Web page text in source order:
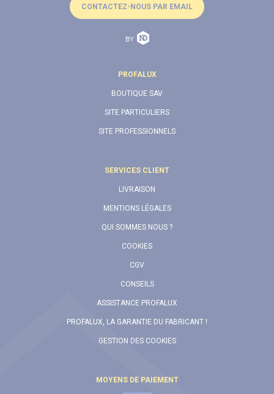
CONTACTEZ-NOUS PAR EMAIL
PROFALUX
BOUTIQUE SAV
SITE PARTICULIERS
SITE PROFESSIONNELS
SERVICES CLIENT
LIVRAISON
MENTIONS LÉGALES
QUI SOMMES NOUS ?
COOKIES
CGV
CONSEILS
ASSISTANCE PROFALUX
PROFALUX, LA GARANTIE DU FABRICANT !
GESTION DES COOKIES
MOYENS DE PAIEMENT